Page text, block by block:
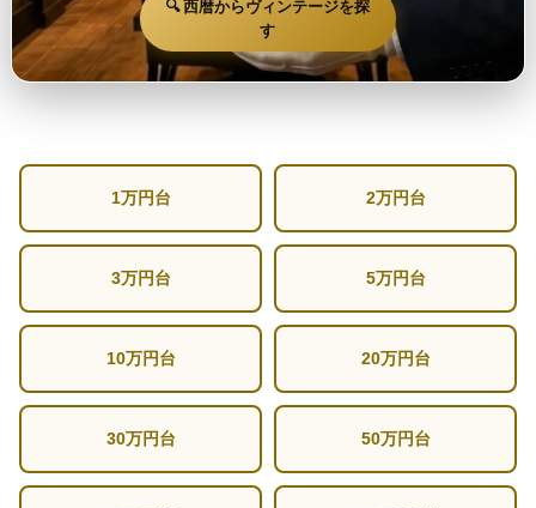
🔍 西暦からヴィンテージを探
す
1万円台 2万円台
3万円台 5万円台
10万円台 20万円台
30万円台 50万円台